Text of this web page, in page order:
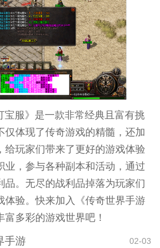
宝服》是一款非常经典且富有挑
仅体现了传奇游戏的精髓，还加
给玩家们带来了更好的游戏体验
业，参与各种副本和活动，通过
品。无尽的战利品掉落为玩家们
体验。快来加入《传奇世界手游
多彩的游戏世界吧！
手游 02-03